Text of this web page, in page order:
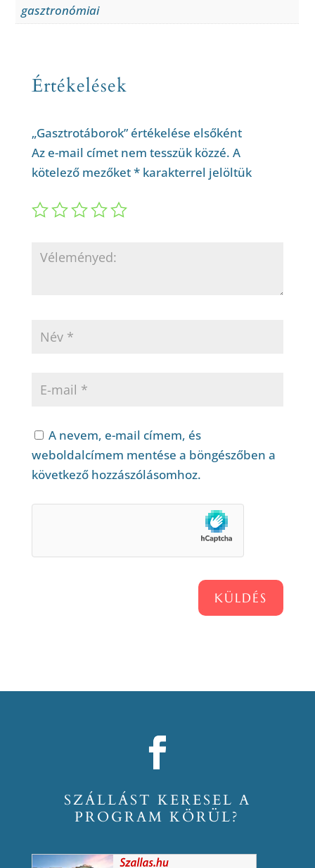
gasztronómiai
Értékelések
„Gasztrotáborok” értékelése elsőként
Az e-mail címet nem tesszük közzé. A
kötelező mezőket*karakterrel jelöltük
A nevem, e-mail címem, és
weboldalcímem mentése a böngészőben a
következő hozzászólásomhoz.
KÜLDÉS
SZÁLLÁST KERESEL A
PROGRAM KÖRÜL?